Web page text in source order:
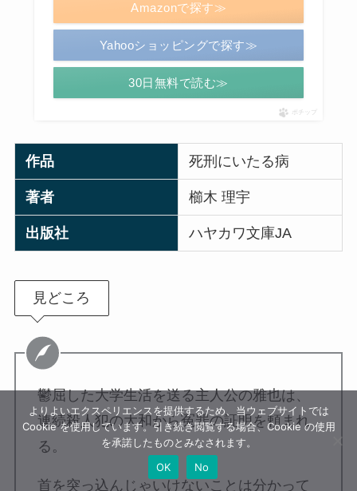
Amazonで探す≫
Yahooショッピングで探す≫
30日無料で読む≫
ポチップ
作品 死刑にいたる病
著者 櫛木 理宇
出版社 ハヤカワ文庫JA
見どころ
鬱屈した大学生活を送る主人公の雅也は、
連続殺人犯の大和から冤罪の証明を頼まれ
る。
首を突っ込んじゃいけないことは分かって
よりよいエクスペリエンスを提供するため、当ウェブサイトでは
Cookie を使用しています。引き続き閲覧する場合、Cookie の使用
を承諾したものとみなされます。
OK
No